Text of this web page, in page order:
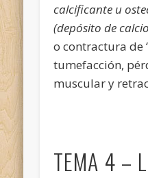
calcificante u
(depósito de
o contractura de
tumefacción,
muscular y
TEMA 4 –